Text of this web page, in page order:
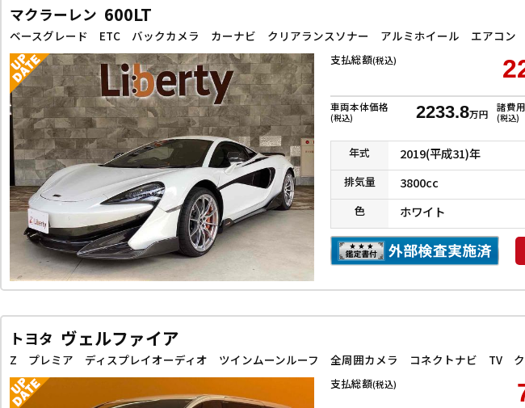
マクラーレン 600LT
ベースグレード ETC バックカメラ カーナビ クリアランスソナー アルミホイール エアコン
支払総額(税込)
車両本体価格
(税込) 2233.8万円
諸費用
(税込)
年式 2019(平成31)年
排気量 3800cc
色 ホワイト
トヨタ ヴェルファイア
支払総額(税込)